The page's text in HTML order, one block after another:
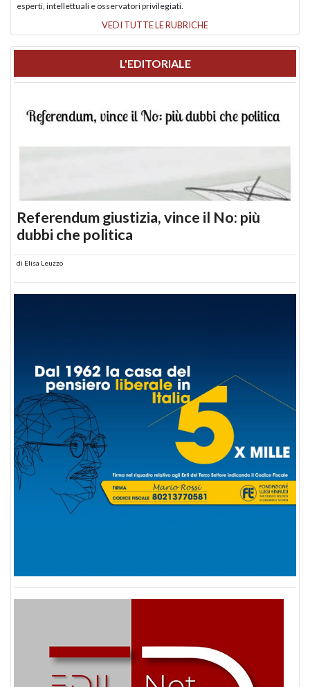
esperti, intellettuali e osservatori privilegiati.
VEDI TUTTE LE RUBRICHE
L'EDITORIALE
Referendum giustizia, vince il No: più
dubbi che politica
di Elisa Leuzzo